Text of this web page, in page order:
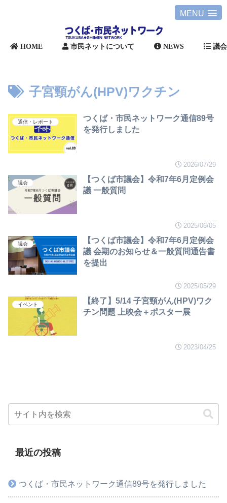
MENU
HOME 市民ネットについて NEWS 議会
子宮頸がん(HPV)ワクチン
通信・レポート
つくば・市民ネットワーク通信89号
を発行しました
2026/07/29
議会
【つくば市議会】令和7年6月定例会
議 一般質問
2025/06/05
議会
【つくば市議会】令和7年6月定例会
議 会期のお知らせ＆一般質問通告書
を提出
2025/05/29
イベント
【終了】5/14 子宮頸がん(HPV)ワク
チン問題 上映会＋ポスター展
2023/04/25
最近の投稿
つくば・市民ネットワーク通信89号を発行しました